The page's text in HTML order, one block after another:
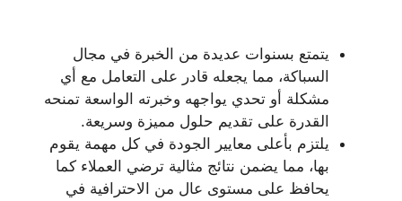
يتمتع بسنوات عديدة من الخبرة في مجال
السباكة، مما يجعله قادر على التعامل مع أي
مشكلة أو تحدي يواجهه وخبرته الواسعة تمنحه
القدرة على تقديم حلول مميزة وسريعة.
يلتزم بأعلى معايير الجودة في كل مهمة يقوم
بها، مما يضمن نتائج مثالية ترضي العملاء كما
يحافظ على مستوى عال من الاحترافية في